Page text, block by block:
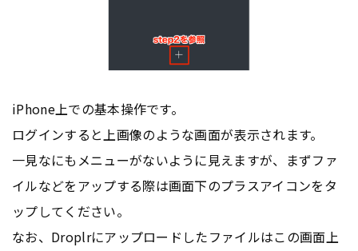
iPhone上での基本操作です。
ログインすると上画像のような画面が表示されます。
一見なにもメニューがないように見えますが、まずファ
イルなどをアップする際は画面下のプラスアイコンをタ
ップしてください。
なお、Droplrにアップロードしたファイルはこの画面上